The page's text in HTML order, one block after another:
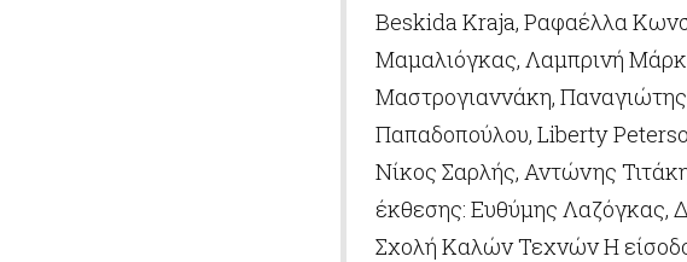
Beskida Kraja, Ραφαέλλα
Μαμαλιόγκας, Λαμπρινή
Μαστρογιαννάκη,
Παπαδοπούλου, Liberty
Νίκος Σαρλής, Αντώνης
έκθεσης: Ευθύμης Λαζόγκας,
Σχολή Καλών Τεχνών Η